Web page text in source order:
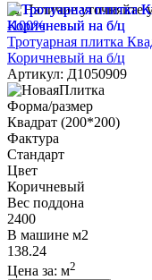
Наличие уточняйте
-100%
Тротуарная плитка
Коричневый на б/ц
Артикул: Д1050909
Форма/размер
Квадрат (200*200)
Фактура
Стандарт
Цвет
Коричневый
Вес поддона
2400
В машине м2
138.24
Цена за: м2